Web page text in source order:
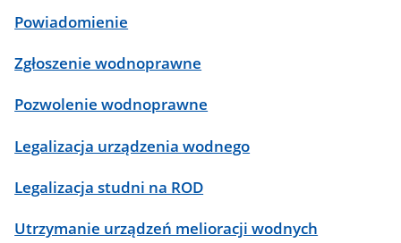
Powiadomienie
Zgłoszenie wodnoprawne
Pozwolenie wodnoprawne
Legalizacja urządzenia wodnego
Legalizacja studni na ROD
Utrzymanie urządzeń melioracji wodnych